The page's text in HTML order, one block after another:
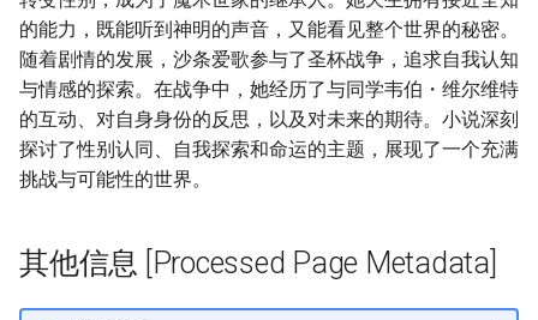
的能力，既能听到神明的声音，又能看见整个世界的秘密。
随着剧情的发展，沙条爱歌参与了圣杯战争，追求自我认知
与情感的探索。在战争中，她经历了与同学韦伯・维尔维特
的互动、对自身身份的反思，以及对未来的期待。小说深刻
探讨了性别认同、自我探索和命运的主题，展现了一个充满
挑战与可能性的世界。
其他信息 [Processed Page Metadata]